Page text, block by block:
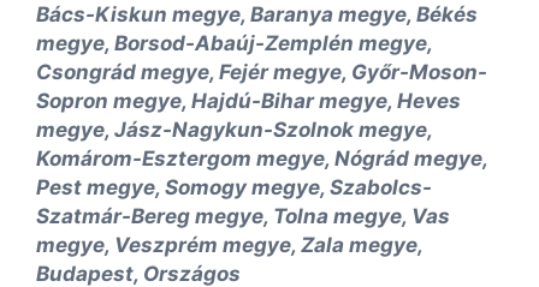
Bács-Kiskun megye, Baranya megye, Békés
megye, Borsod-Abaúj-Zemplén megye,
Csongrád megye, Fejér megye, Győr-Moson-
Sopron megye, Hajdú-Bihar megye, Heves
megye, Jász-Nagykun-Szolnok megye,
Komárom-Esztergom megye, Nógrád megye,
Pest megye, Somogy megye, Szabolcs-
Szatmár-Bereg megye, Tolna megye, Vas
megye, Veszprém megye, Zala megye,
Budapest, Országos